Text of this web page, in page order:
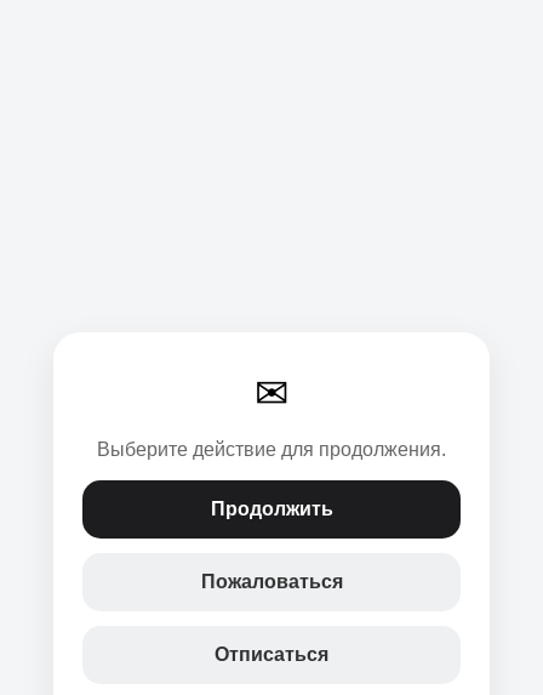
✉
Выберите действие для продолжения.
Продолжить
Пожаловаться
Отписаться